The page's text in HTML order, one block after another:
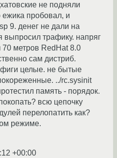
не подняли
ежика пробовал, и
9. денег не дали на
выпросил трафику. напряг
70 метров RedHat 8.0
сам дистриб.
целые. не бытые
../rc.sysinit
память - порядок.
всю цепочку
перелопатить как?
режиме.
+00:00